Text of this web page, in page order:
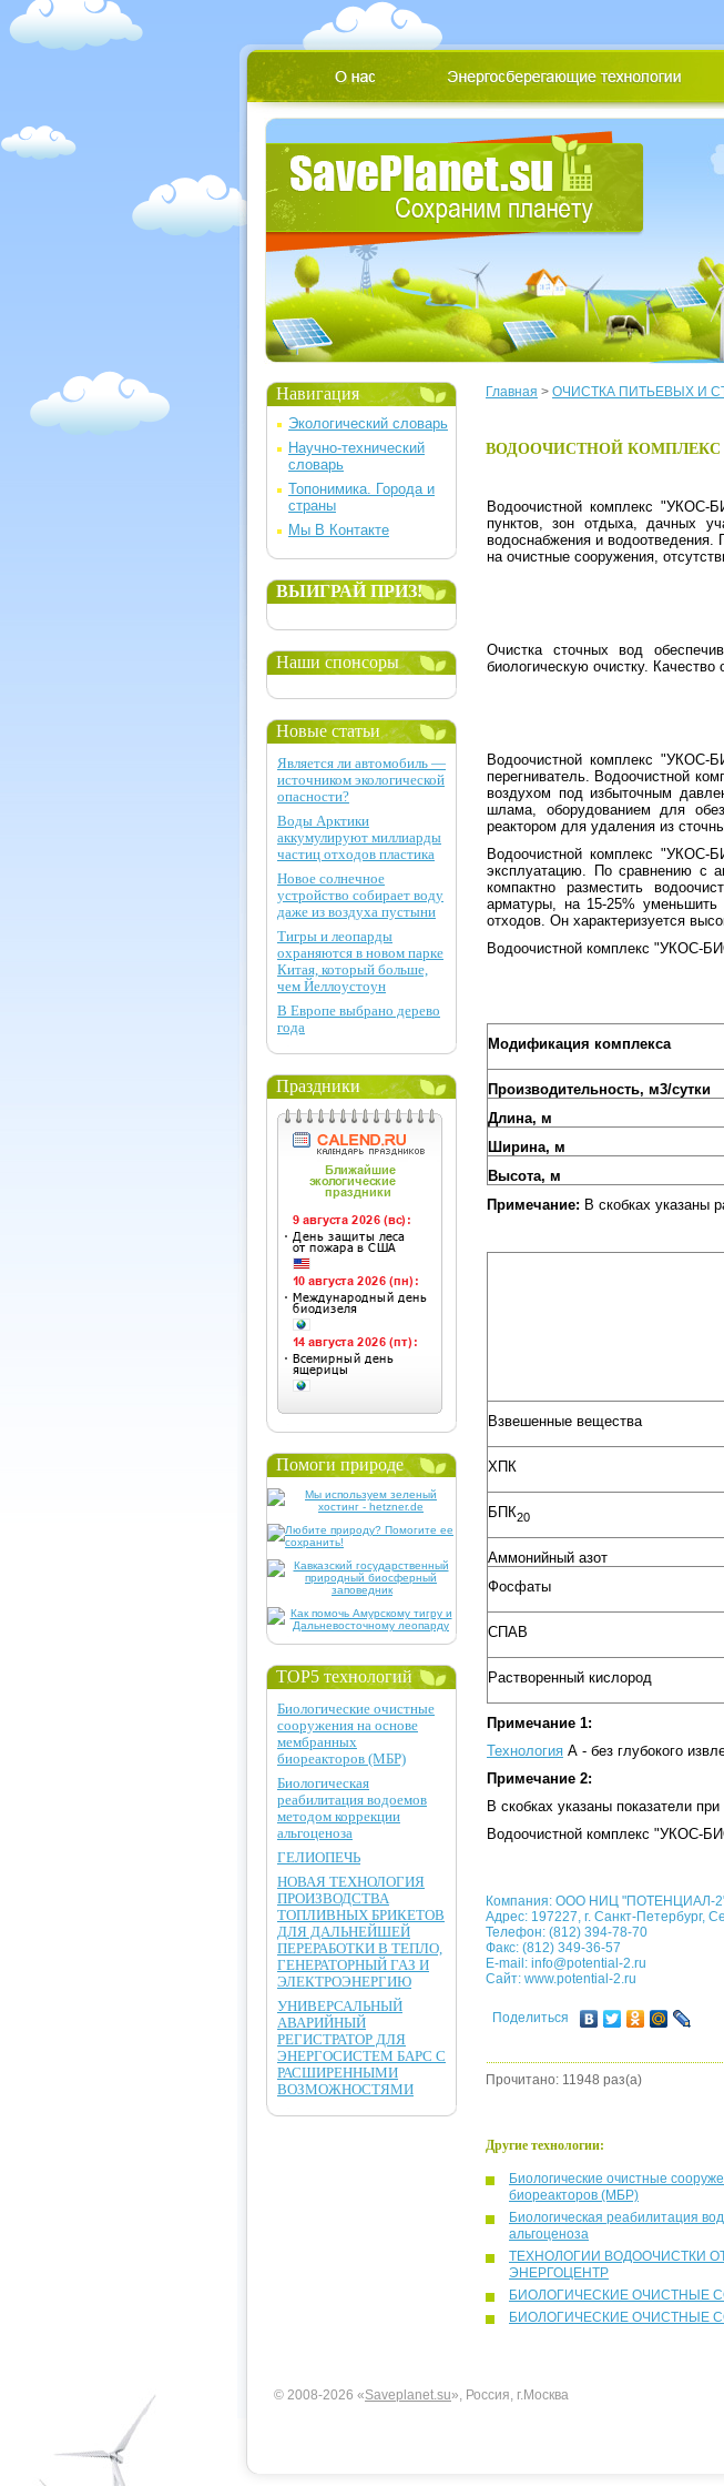
Главная > ОЧИСТКА ПИТЬЕВЫХ И
ВОДООЧИСТНОЙ КОМПЛЕКС
Водоочистной комплекс "УКОС-
пунктов, зон отдыха, дачных
водоснабжения и водоотведения.
на очистные сооружения,
Очистка сточных вод
биологическую очистку.
Водоочистной комплекс "УКОС-
перегниватель. Водоочистной
воздухом под избыточным
шлама, оборудованием для
реактором для удаления из
Водоочистной комплекс "УКОС-
эксплуатацию. По сравнению с
компактно разместить
арматуры, на 15-25% уменьшить
отходов. Он характеризуется
Водоочистной комплекс "УКОС-
Модификация комплекса
Производительность, м3/сутки
Длина, м
Ширина, м
Высота, м
Примечание: В скобках указаны
Взвешенные вещества
ХПК
БПК20
Аммонийный азот
Фосфаты
СПАВ
Растворенный кислород
Примечание 1:
Технология А - без глубокого
Примечание 2:
В скобках указаны показатели
Водоочистной комплекс "УКОС-
Компания: ООО НИЦ "ПОТЕНЦИАЛ-
Адрес: 197227, г. Санкт-Петербург,
Телефон: (812) 394-78-70
Факс: (812) 349-36-57
E-mail: info@potential-2.ru
Сайт: www.potential-2.ru
Поделиться
Прочитано: 11948 раз(а)
Другие технологии:
Биологические очистные
биореакторов (МБР)
Биологическая реабилитация
альгоценоза
ТЕХНОЛОГИИ ВОДООЧИСТКИ
ЭНЕРГОЦЕНТР
БИОЛОГИЧЕСКИЕ ОЧИСТНЫЕ
БИОЛОГИЧЕСКИЕ ОЧИСТНЫЕ
Навигация
Экологический словарь
Научно-технический
словарь
Топонимика. Города и
страны
Мы В Контакте
ВЫИГРАЙ ПРИЗ!
Наши спонсоры
Новые статьи
Является ли автомобиль —
источником экологической
опасности?
Воды Арктики
аккумулируют миллиарды
частиц отходов пластика
Новое солнечное
устройство собирает воду
даже из воздуха пустыни
Тигры и леопарды
охраняются в новом парке
Китая, который больше,
чем Йеллоустоун
В Европе выбрано дерево
года
Праздники
Помоги природе
TOP5 технологий
Биологические очистные
сооружения на основе
мембранных
биореакторов (МБР)
Биологическая
реабилитация водоемов
методом коррекции
альгоценоза
ГЕЛИОПЕЧЬ
НОВАЯ ТЕХНОЛОГИЯ
ПРОИЗВОДСТВА
ТОПЛИВНЫХ БРИКЕТОВ
ДЛЯ ДАЛЬНЕЙШЕЙ
ПЕРЕРАБОТКИ В ТЕПЛО,
ГЕНЕРАТОРНЫЙ ГАЗ И
ЭЛЕКТРОЭНЕРГИЮ
УНИВЕРСАЛЬНЫЙ
АВАРИЙНЫЙ
РЕГИСТРАТОР ДЛЯ
ЭНЕРГОСИСТЕМ БАРС С
РАСШИРЕННЫМИ
ВОЗМОЖНОСТЯМИ
© 2008-2026 «Saveplanet.su», Россия, г.Москва